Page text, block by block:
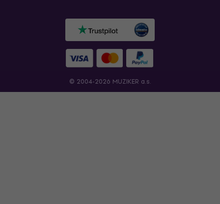
© 2004-2026 MUZIKER a.s.